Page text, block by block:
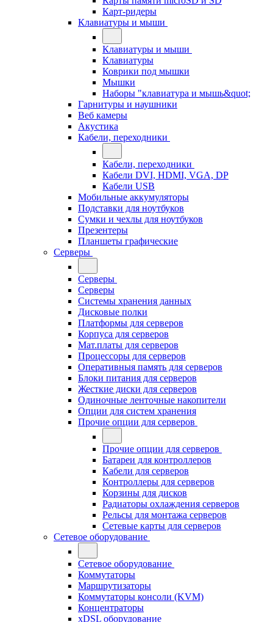
Карт-ридеры
Клавиатуры и мыши
Клавиатуры и мыши
Клавиатуры
Коврики под мышки
Мышки
Наборы "клавиатура и мышь&quot;
Гарнитуры и наушники
Веб камеры
Акустика
Кабели, переходники
Кабели, переходники
Кабели DVI, HDMI, VGA, DP
Кабели USB
Мобильные аккумуляторы
Подставки для ноутбуков
Сумки и чехлы для ноутбуков
Презентеры
Планшеты графические
Серверы
Серверы
Серверы
Системы хранения данных
Дисковые полки
Платформы для серверов
Корпуса для серверов
Мат.платы для серверов
Процессоры для серверов
Оперативныя память для серверов
Блоки питания для серверов
Жесткие диски для серверов
Одиночные ленточные накопители
Опции для систем хранения
Прочие опции для серверов
Прочие опции для серверов
Батареи для контроллеров
Кабели для серверов
Контроллеры для серверов
Корзины для дисков
Радиаторы охлаждения серверов
Рельсы для монтажа серверов
Сетевые карты для серверов
Сетевое оборудование
Сетевое оборудование
Коммутаторы
Маршрутизаторы
Коммутаторы консоли (KVM)
Концентраторы
xDSL оборудование